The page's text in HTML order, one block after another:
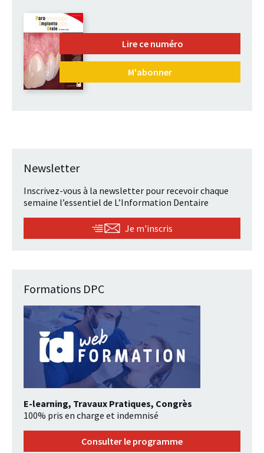
Lire ce numéro
M'abonner
Newsletter
Inscrivez-vous à la newsletter pour recevoir chaque
semaine l’essentiel de L’Information Dentaire
Je m'inscris
Formations DPC
E-learning, Travaux Pratiques, Congrès
100% pris en charge et indemnisé
Consulter le programme